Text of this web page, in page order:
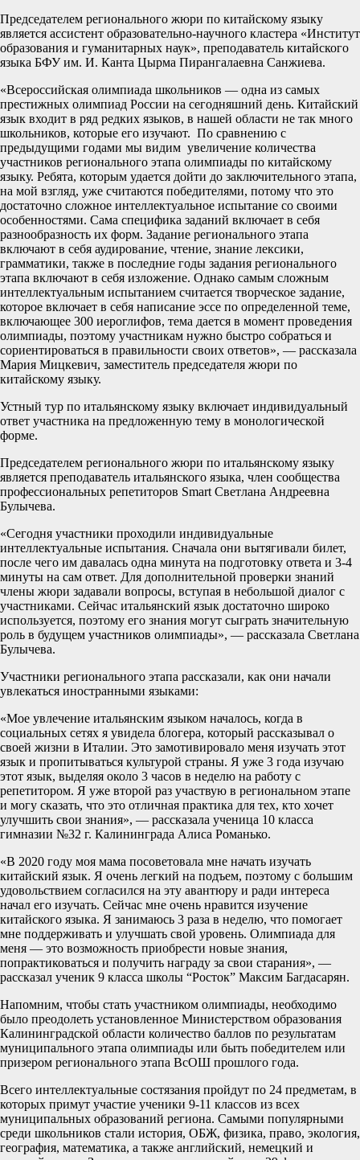
Председателем регионального жюри по китайскому языку
является ассистент образовательно-научного кластера «Институт
образования и гуманитарных наук», преподаватель китайского
языка БФУ им. И. Канта Цырма Пирангалаевна Санжиева.
«Всероссийская олимпиада школьников — одна из самых
престижных олимпиад России на сегодняшний день. Китайский
язык входит в ряд редких языков, в нашей области не так много
школьников, которые его изучают. По сравнению с
предыдущими годами мы видим увеличение количества
участников регионального этапа олимпиады по китайскому
языку. Ребята, которым удается дойти до заключительного этапа,
на мой взгляд, уже считаются победителями, потому что это
достаточно сложное интеллектуальное испытание со своими
особенностями. Сама специфика заданий включает в себя
разнообразность их форм. Задание регионального этапа
включают в себя аудирование, чтение, знание лексики,
грамматики, также в последние годы задания регионального
этапа включают в себя изложение. Однако самым сложным
интеллектуальным испытанием считается творческое задание,
которое включает в себя написание эссе по определенной теме,
включающее 300 иероглифов, тема дается в момент проведения
олимпиады, поэтому участникам нужно быстро собраться и
сориентироваться в правильности своих ответов», — рассказала
Мария Мицкевич, заместитель председателя жюри по
китайскому языку.
Устный тур по итальянскому языку включает индивидуальный
ответ участника на предложенную тему в монологической
форме.
Председателем регионального жюри по итальянскому языку
является преподаватель итальянского языка, член сообщества
профессиональных репетиторов Smart Светлана Андреевна
Булычева.
«Сегодня участники проходили индивидуальные
интеллектуальные испытания. Сначала они вытягивали билет,
после чего им давалась одна минута на подготовку ответа и 3-4
минуты на сам ответ. Для дополнительной проверки знаний
члены жюри задавали вопросы, вступая в небольшой диалог с
участниками. Сейчас итальянский язык достаточно широко
используется, поэтому его знания могут сыграть значительную
роль в будущем участников олимпиады», — рассказала Светлана
Булычева.
Участники регионального этапа рассказали, как они начали
увлекаться иностранными языками:
«Мое увлечение итальянским языком началось, когда в
социальных сетях я увидела блогера, который рассказывал о
своей жизни в Италии. Это замотивировало меня изучать этот
язык и пропитываться культурой страны. Я уже 3 года изучаю
этот язык, выделяя около 3 часов в неделю на работу с
репетитором. Я уже второй раз участвую в региональном этапе
и могу сказать, что это отличная практика для тех, кто хочет
улучшить свои знания», — рассказала ученица 10 класса
гимназии №32 г. Калининграда Алиса Романько.
«В 2020 году моя мама посоветовала мне начать изучать
китайский язык. Я очень легкий на подъем, поэтому с большим
удовольствием согласился на эту авантюру и ради интереса
начал его изучать. Сейчас мне очень нравится изучение
китайского языка. Я занимаюсь 3 раза в неделю, что помогает
мне поддерживать и улучшать свой уровень. Олимпиада для
меня — это возможность приобрести новые знания,
попрактиковаться и получить награду за свои старания», —
рассказал ученик 9 класса школы “Росток” Максим Багдасарян.
Напомним, чтобы стать участником олимпиады, необходимо
было преодолеть установленное Министерством образования
Калининградской области количество баллов по результатам
муниципального этапа олимпиады или быть победителем или
призером регионального этапа ВсОШ прошлого года.
Всего интеллектуальные состязания пройдут по 24 предметам, в
которых примут участие ученики 9-11 классов из всех
муниципальных образований региона. Самыми популярными
среди школьников стали история, ОБЖ, физика, право, экология,
география, математика, а также английский, немецкий и